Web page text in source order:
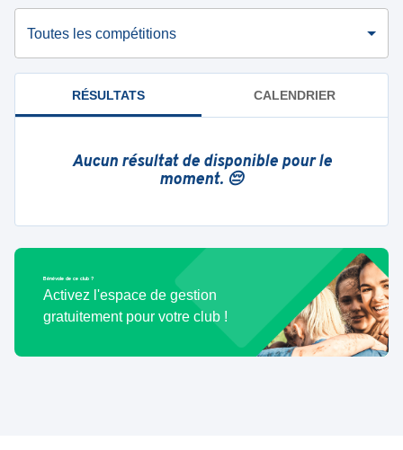
Toutes les compétitions
RÉSULTATS CALENDRIER
Aucun résultat de disponible pour le
moment. 😔
Bénévole de ce club ?
Activez l'espace de gestion
gratuitement pour votre club !